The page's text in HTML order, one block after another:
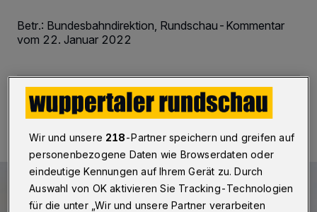
Betr.: Bundesbahndirektion, Rundschau-Kommentar
vom 22. Januar 2022
24.01.2022 , 17:14 Uhr 2 Minuten Lesezeit
Wir und unsere 218-Partner speichern und greifen auf
personenbezogene Daten wie Browserdaten oder
eindeutige Kennungen auf Ihrem Gerät zu. Durch
Auswahl von OK aktivieren Sie Tracking-Technologien
für die unter „Wir und unsere Partner verarbeiten